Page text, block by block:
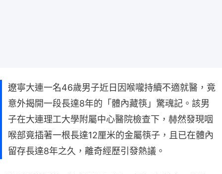
遼寧大連一名46歲男子近日因喉嚨持續不適就醫，竟
意外揭開一段長達8年的「體內藏筷」驚魂記。該男
子在大連理工大學附屬中心醫院檢查下，赫然發現咽
喉部竟插著一根長達12厘米的金屬筷子，且已在體內
留存長達8年之久，離奇經歷引發熱議。